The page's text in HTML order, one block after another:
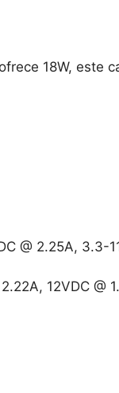
18W, este
@ 2.25A, 3.3-
12VDC @